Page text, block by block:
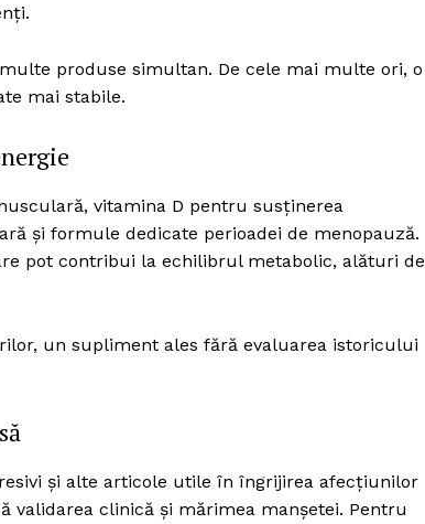
produse simultan. De cele mai multe ori, o
mai stabile.
vitamina D pentru susținerea
și formule dedicate perioadei de menopauză.
pot contribui la echilibrul metabolic, alături de
un supliment ales fără evaluarea istoricului
și alte articole utile în îngrijirea afecțiunilor
validarea clinică și mărimea manșetei. Pentru